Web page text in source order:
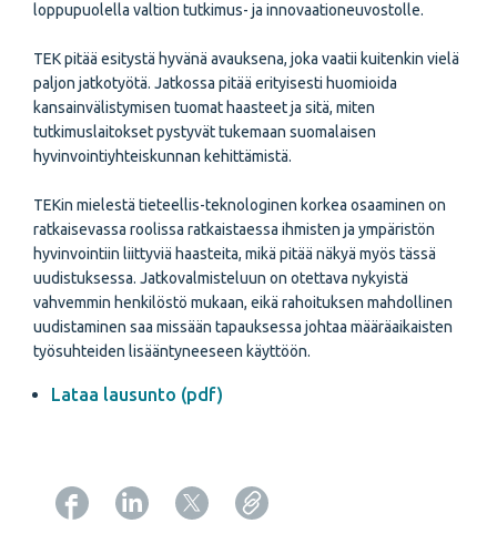
loppupuolella valtion tutkimus- ja innovaationeuvostolle.
TEK pitää esitystä hyvänä avauksena, joka vaatii kuitenkin vielä
paljon jatkotyötä. Jatkossa pitää erityisesti huomioida
kansainvälistymisen tuomat haasteet ja sitä, miten
tutkimuslaitokset pystyvät tukemaan suomalaisen
hyvinvointiyhteiskunnan kehittämistä.
TEKin mielestä tieteellis-teknologinen korkea osaaminen on
ratkaisevassa roolissa ratkaistaessa ihmisten ja ympäristön
hyvinvointiin liittyviä haasteita, mikä pitää näkyä myös tässä
uudistuksessa. Jatkovalmisteluun on otettava nykyistä
vahvemmin henkilöstö mukaan, eikä rahoituksen mahdollinen
uudistaminen saa missään tapauksessa johtaa määräaikaisten
työsuhteiden lisääntyneeseen käyttöön.
Lataa lausunto (pdf)